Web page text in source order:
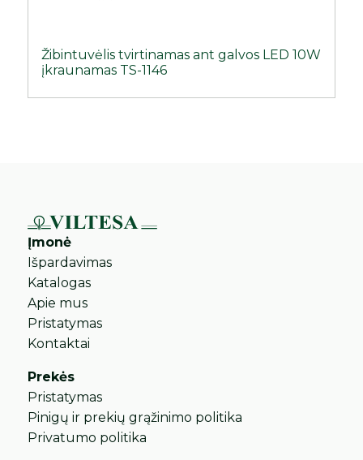
Žibintuvėlis tvirtinamas ant galvos LED 10W
įkraunamas TS-1146
Įmonė
Išpardavimas
Katalogas
Apie mus
Pristatymas
Kontaktai
Prekės
Pristatymas
Pinigų ir prekių grąžinimo politika
Privatumo politika